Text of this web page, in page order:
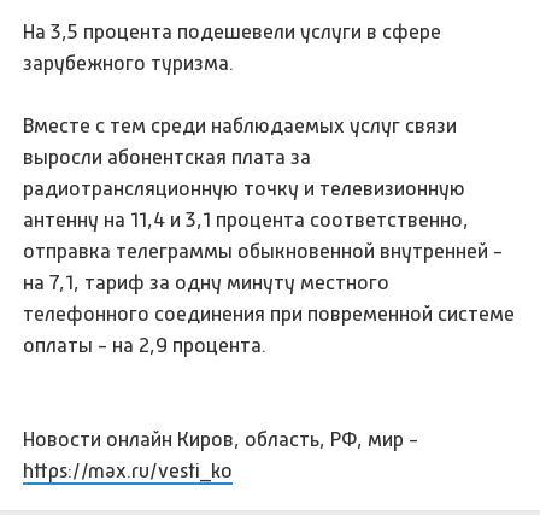
На 3,5 процента подешевели услуги в сфере
зарубежного туризма.
Вместе с тем среди наблюдаемых услуг связи
выросли абонентская плата за
радиотрансляционную точку и телевизионную
антенну на 11,4 и 3,1 процента соответственно,
отправка телеграммы обыкновенной внутренней -
на 7,1, тариф за одну минуту местного
телефонного соединения при повременной системе
оплаты - на 2,9 процента.
Новости онлайн Киров, область, РФ, мир -
https://max.ru/vesti_ko